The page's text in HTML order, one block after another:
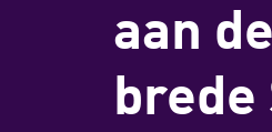
aan
brede